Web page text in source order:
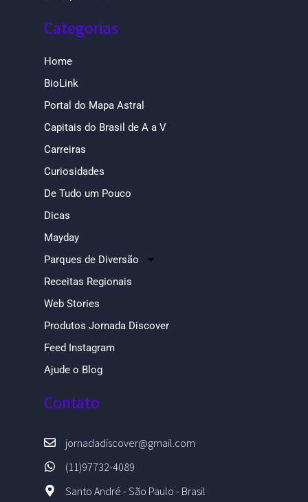
Categorias
Home
BioLink
Portal do Mapa Astral
Capitais do Brasil de A a V
Carreiras
Curiosidades
De Tudo um Pouco
Dicas
Mayday
Parques de Diversão
Receitas Regionais
Web Stories
Produtos Jornada Discover
Feed Instagram
Ajude o Blog
Contato
jornadadiscover@gmail.com
(11)97732-4089
Santo André - São Paulo - Brasil